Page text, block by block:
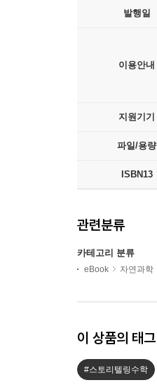
발행일
이용안내
지원기기
파일/용량
ISBN13
관련분류
카테고리 분류
eBook 자연과학
이 상품의 태그
#스토리텔링수학